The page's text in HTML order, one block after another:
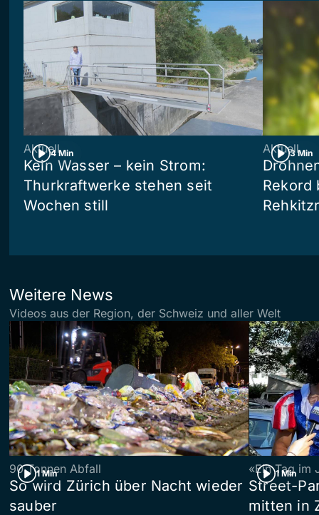
4 Min
Aktuell
Kein Wasser – kein Strom:
Thurkraftwerke stehen seit
Wochen still
3 Min
Aktuell
Rekord
Weitere News
Videos aus der Region, der Schweiz und aller Welt
1 Min
90 Tonnen Abfall
So wird Zürich über Nacht wieder
sauber
1 Min
«Ein Tag im
Street-
mitten in